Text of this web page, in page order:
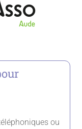
ou